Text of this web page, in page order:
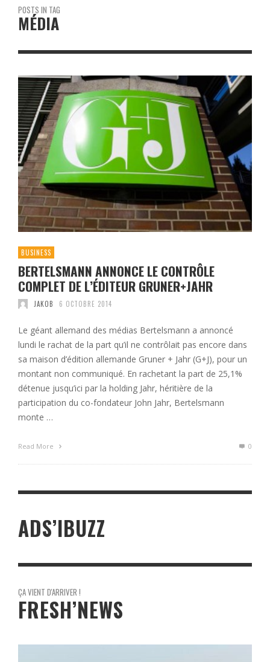
POSTS IN TAG
MÉDIA
BUSINESS
BERTELSMANN ANNONCE LE CONTRÔLE
COMPLET DE L’ÉDITEUR GRUNER+JAHR
JAKOB 6 OCTOBRE 2014
Le géant allemand des médias Bertelsmann a annoncé
lundi le rachat de la part qu’il ne contrôlait pas encore dans
sa maison d’édition allemande Gruner + Jahr (G+J), pour un
montant non communiqué. En rachetant la part de 25,1%
détenue jusqu’ici par la holding Jahr, héritière de la
participation du co-fondateur John Jahr, Bertelsmann
monte …
Read More 0
ADS’IBUZZ
ÇA VIENT D'ARRIVER !
FRESH’NEWS